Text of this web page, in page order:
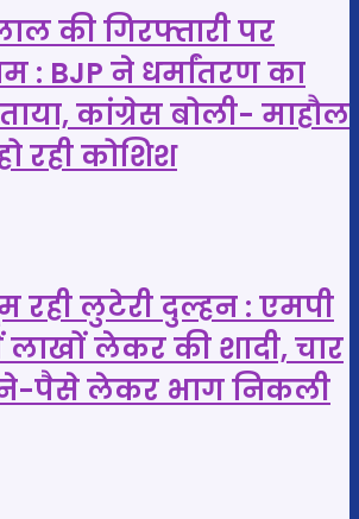
की गिरफ्तारी पर
: BJP ने धर्मांतरण का
कांग्रेस बोली- माहौल
रही कोशिश
रही लुटेरी दुल्हन : एमपी
लेकर की शादी, चार
पैसे लेकर भाग निकली